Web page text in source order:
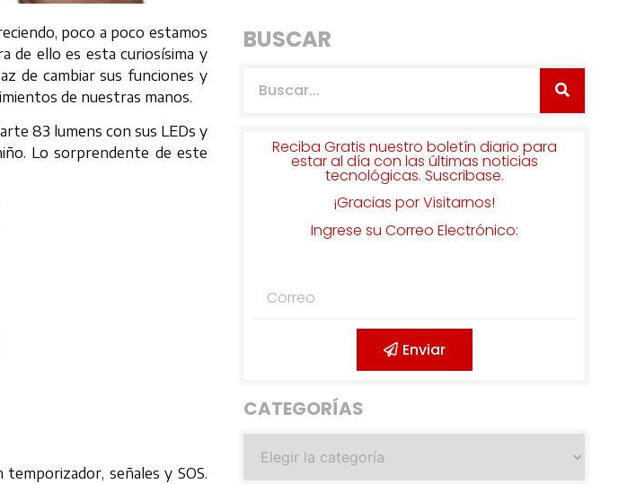
poco a poco estamos
de ello es esta curiosísima y
de cambiar sus funciones y
de nuestras manos.
83 lumens con sus LEDs y
Lo sorprendente de este
señales y SOS.
BUSCAR
Reciba Gratis nuestro boletín diario para
estar al día con las últimas noticias
tecnológicas. Suscribase.
¡Gracias por Visitarnos!
Ingrese su Correo Electrónico:
Enviar
CATEGORÍAS